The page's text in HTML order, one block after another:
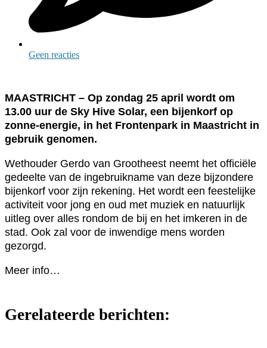
Geen reacties
MAASTRICHT – Op zondag 25 april wordt om
13.00 uur de Sky Hive Solar, een bijenkorf op
zonne-energie, in het Frontenpark in Maastricht in
gebruik genomen.
Wethouder Gerdo van Grootheest neemt het officiële
gedeelte van de ingebruikname van deze bijzondere
bijenkorf voor zijn rekening. Het wordt een feestelijke
activiteit voor jong en oud met muziek en natuurlijk
uitleg over alles rondom de bij en het imkeren in de
stad. Ook zal voor de inwendige mens worden
gezorgd.
Meer info…
Gerelateerde berichten: